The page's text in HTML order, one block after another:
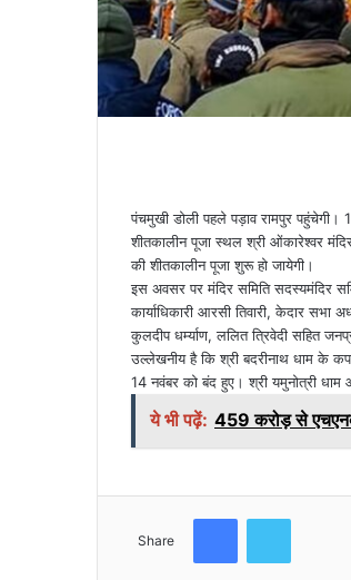
पंचमुखी डोली पहले पड़ाव रामपुर पहुंचेगी।
शीतकालीन पूजा स्थल श्री ओंकारेश्वर
की शीतकालीन पूजा शुरू हो जायेगी।
इस अवसर पर मंदिर समिति सदस्यमंदिर
कार्याधिकारी आरसी तिवारी, केदार सभा
कुलदीप धर्म्याण, ललित त्रिवेदी सहित
उल्लेखनीय है कि श्री बदरीनाथ धाम के
14 नवंबर को बंद हुए। श्री यमुनोत्री
ये भी पढ़ें: 459 करोड़ से
Share